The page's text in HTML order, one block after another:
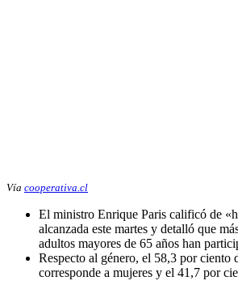
Vía cooperativa.cl
El ministro Enrique Paris calificó de
alcanzada este martes y detalló que
adultos mayores de 65 años han
Respecto al género, el 58,3 por ciento
corresponde a mujeres y el 41,7 por